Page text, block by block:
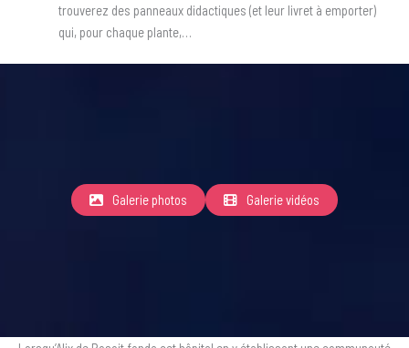
trouverez des panneaux didactiques (et leur livret à emporter)
qui, pour chaque plante,…
Galerie photos Galerie vidéos